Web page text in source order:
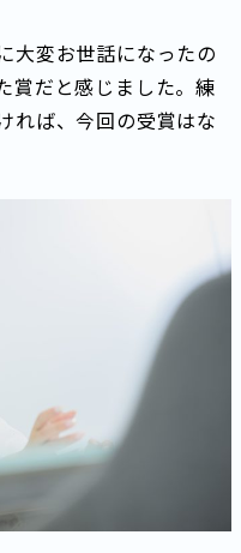
大変お世話になったの
賞だと感じました。練
れば、今回の受賞はな